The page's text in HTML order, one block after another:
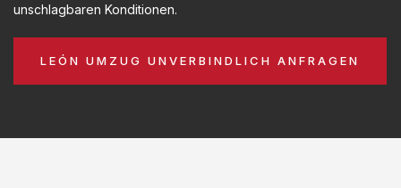
unschlagbaren Konditionen.
LEÓN UMZUG UNVERBINDLICH ANFRAGEN